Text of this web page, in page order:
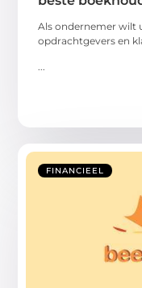
Als ondernemer wilt
opdrachtgevers en
...
FINANCIEEL